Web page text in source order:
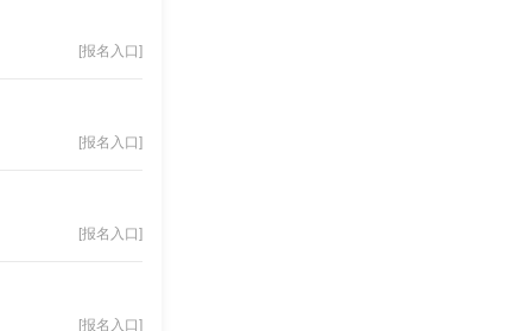
[报名入口]
[报名入口]
[报名入口]
[报名入口]